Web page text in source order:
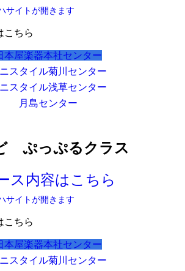
サイトが開きます
こちら
本屋楽器本社センター
スタイル菊川センター
スタイル浅草センター
月島センター
ぷっぷるクラス
ス内容はこちら
サイトが開きます
こちら
本屋楽器本社センター
スタイル菊川センター